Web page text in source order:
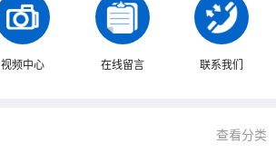
视频中心 在线留言 联系我们
查看分类